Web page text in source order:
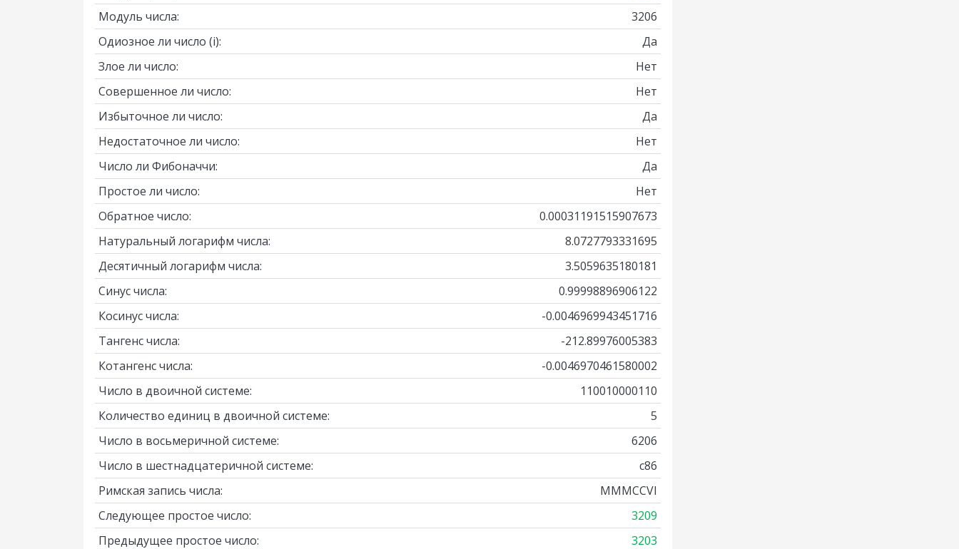
Модуль числа:
3206
Одиозное ли число (i):
Да
Злое ли число:
Нет
Совершенное ли число:
Нет
Избыточное ли число:
Да
Недостаточное ли число:
Нет
Число ли Фибоначчи:
Да
Простое ли число:
Нет
Обратное число:
0.00031191515907673
Натуральный логарифм числа:
8.0727793331695
Десятичный логарифм числа:
3.5059635180181
Синус числа:
0.99998896906122
Косинус числа:
-0.0046969943451716
Тангенс числа:
-212.89976005383
Котангенс числа:
-0.0046970461580002
Число в двоичной системе:
110010000110
Количество единиц в двоичной системе:
5
Число в восьмеричной системе:
6206
Число в шестнадцатеричной системе:
c86
Римская запись числа:
MMMCCVI
Следующее простое число:
3209
Предыдущее простое число:
3203